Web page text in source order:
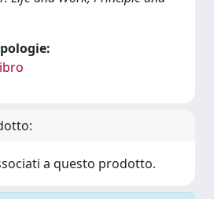
a questo prodotto.